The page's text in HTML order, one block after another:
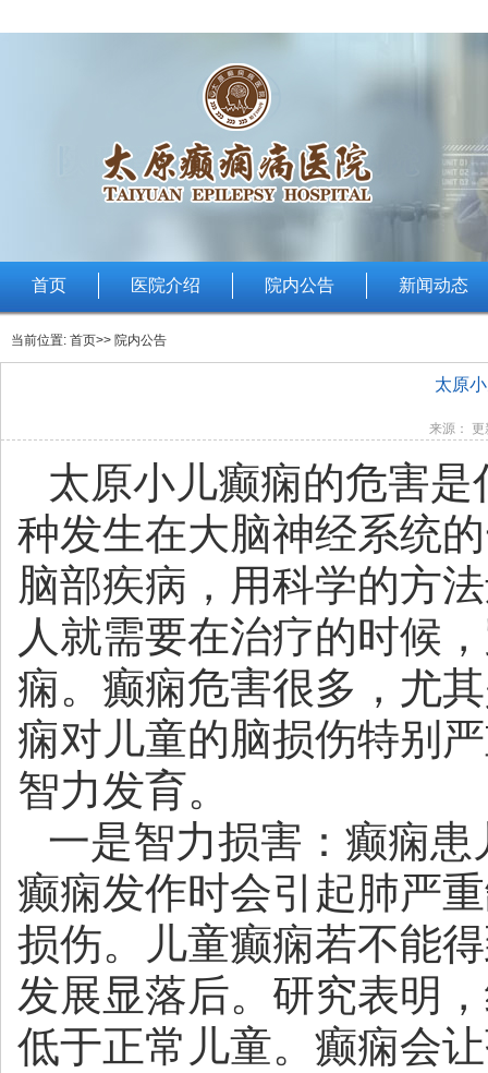
首页 医院介绍 院内公告 新闻动态
当前位置: 首页>> 院内公告
太原
来源：
太原小儿癫痫的危害
种发生在大脑神经系统
脑部疾病，用科学的方
人就需要在治疗的时候
痫。癫痫危害很多，尤
痫对儿童的脑损伤特别
智力发育。
一是智力损害：癫痫
癫痫发作时会引起肺严
损伤。儿童癫痫若不能
发展显落后。研究表明
低于正常儿童。癫痫会